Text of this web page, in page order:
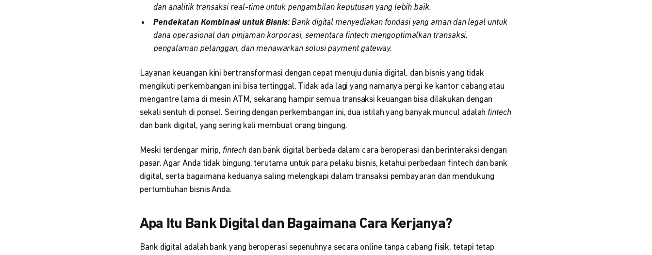
dan analitik transaksi real-time untuk pengambilan keputusan yang lebih baik.
Pendekatan Kombinasi untuk Bisnis:Bank digital menyediakan fondasi yang aman dan legal untuk
dana operasional dan pinjaman korporasi, sementara fintech mengoptimalkan transaksi,
pengalaman pelanggan, dan menawarkan solusi payment gateway.
Layanan keuangan kini bertransformasi dengan cepat menuju dunia digital, dan bisnis yang tidak
mengikuti perkembangan ini bisa tertinggal. Tidak ada lagi yang namanya pergi ke kantor cabang atau
mengantre lama di mesin ATM, sekarang hampir semua transaksi keuangan bisa dilakukan dengan
sekali sentuh di ponsel. Seiring dengan perkembangan ini, dua istilah yang banyak muncul adalah fintech
dan bank digital, yang sering kali membuat orang bingung.
Meski terdengar mirip, fintechdan bank digital berbeda dalam cara beroperasi dan berinteraksi dengan
pasar. Agar Anda tidak bingung, terutama untuk para pelaku bisnis, ketahui perbedaan fintech dan bank
digital, serta bagaimana keduanya saling melengkapi dalam transaksi pembayaran dan mendukung
pertumbuhan bisnis Anda.
Apa Itu Bank Digital dan Bagaimana Cara Kerjanya?
Bank digital adalah bank yang beroperasi sepenuhnya secara online tanpa cabang fisik, tetapi tetap